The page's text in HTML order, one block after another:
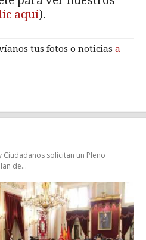
aquí).
tus fotos o noticias a